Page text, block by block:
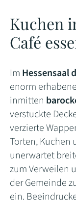
Kuchen
Café
Im Hessensaal
enorm
inmitten
verstuckte
verzierte
Torten, Kuchen
unerwartet
zum Verweilen
der Gemeinde
ein.